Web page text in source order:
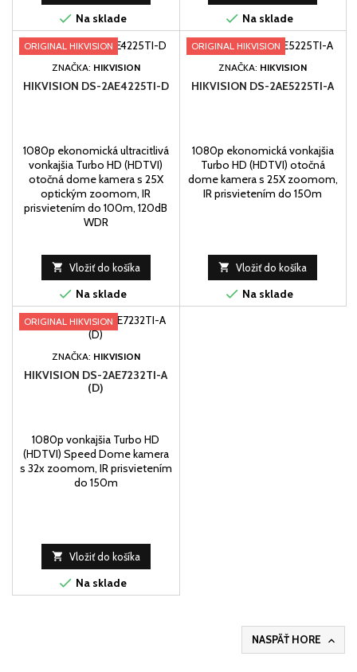
 Na sklade  Na sklade
ORIGINAL HIKVISION
ZNAČKA: HIKVISION
HIKVISION DS-2AE4225TI-D
1080p ekonomická ultracitlivá
vonkajšia Turbo HD (HDTVI)
otočná dome kamera s 25X
optickým zoomom, IR
prisvietením do 100m, 120dB
WDR
 Vložiť do košíka
 Na sklade
ORIGINAL HIKVISION
ZNAČKA: HIKVISION
HIKVISION DS-2AE5225TI-A
1080p ekonomická vonkajšia
Turbo HD (HDTVI) otočná
dome kamera s 25X zoomom,
IR prisvietením do 150m
 Vložiť do košíka
 Na sklade
ORIGINAL HIKVISION
ZNAČKA: HIKVISION
HIKVISION DS-2AE7232TI-A
(D)
1080p vonkajšia Turbo HD
(HDTVI) Speed Dome kamera
s 32x zoomom, IR prisvietením
do 150m
 Vložiť do košíka
 Na sklade
NASPÄŤ HORE 